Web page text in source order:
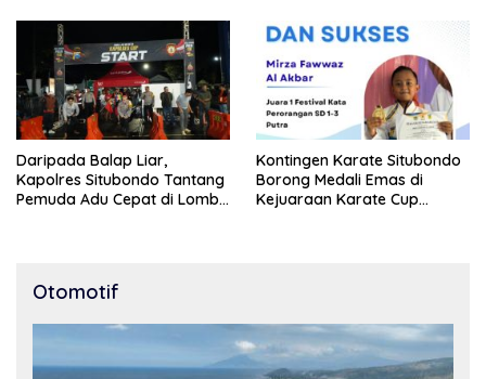
10 Tahun
Daripada Balap Liar,
Kapolres Situbondo Tantang
Pemuda Adu Cepat di Lomba
Kontingen Karate Situbondo
Borong Medali Emas di
Kejuaraan Karate Cup
Otomotif